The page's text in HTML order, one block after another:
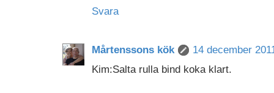
Svara
Mårtenssons kök
14 december
Kim:Salta rulla bind koka klart.